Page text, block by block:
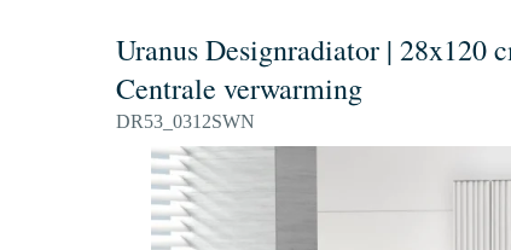
Uranus Designradiator |
Centrale verwarming
DR53_0312SWN